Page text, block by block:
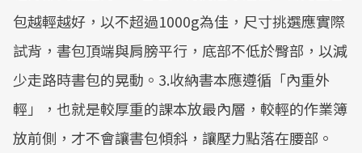
包越輕越好，以不超過1000g為佳，尺寸挑選應實際
試背，書包頂端與肩膀平行，底部不低於臀部，以減
少走路時書包的晃動。3.收納書本應遵循「內重外
輕」，也就是較厚重的課本放最內層，較輕的作業簿
放前側，才不會讓書包傾斜，讓壓力點落在腰部。